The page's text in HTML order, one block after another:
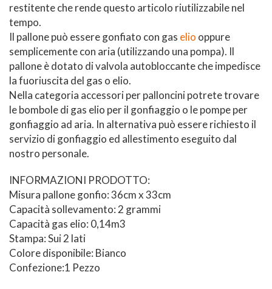
restitente che rende questo articolo riutilizzabile nel
tempo.
Il pallone può essere gonfiato con gas elio oppure
semplicemente con aria (utilizzando una pompa). Il
pallone è dotato di valvola autobloccante che impedisce
la fuoriuscita del gas o elio.
Nella categoria accessori per palloncini potrete trovare
le bombole di gas elio per il gonfiaggio o le pompe per
gonfiaggio ad aria. In alternativa può essere richiesto il
servizio di gonfiaggio ed allestimento eseguito dal
nostro personale.
INFORMAZIONI PRODOTTO:
Misura pallone gonfio: 36cm x 33cm
Capacità sollevamento: 2 grammi
Capacità gas elio: 0,14m3
Stampa: Sui 2 lati
Colore disponibile: Bianco
Confezione:1 Pezzo